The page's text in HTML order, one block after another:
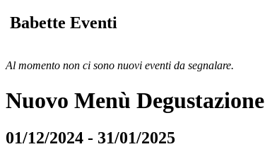
Babette Eventi
Al momento non ci sono nuovi eventi da segnalare.
Nuovo Menù Degustazione
01/12/2024 - 31/01/2025